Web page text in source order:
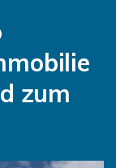
zum